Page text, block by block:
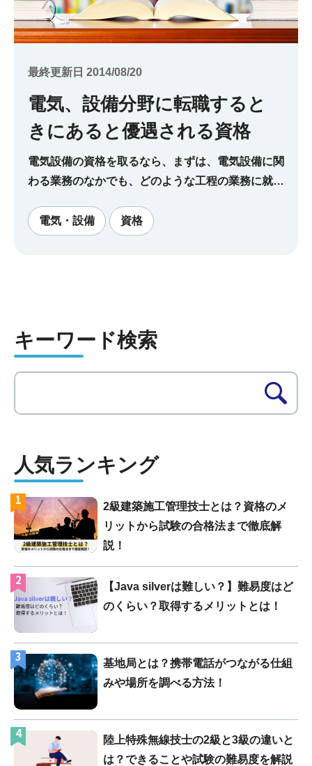
最終更新日 2014/08/20
電気、設備分野に転職すると
きにあると優遇される資格
電気設備の資格を取るなら、まずは、電気設備に関
わる業務のなかでも、どのような工程の業務に就き
なら電気工事施工管理技士、運用・保守に関わるな
ら電気主任技術者、電気通信設備の工事をするなら
電気・設備 資格
キーワード検索
人気ランキング
1
2級建築施工管理技士とは？資格のメ
リットから試験の合格法まで徹底解
説！
2
【Java silverは難しい？】難易度はど
のくらい？取得するメリットとは！
3
基地局とは？携帯電話がつながる仕組
みや場所を調べる方法！
4
陸上特殊無線技士の2級と3級の違いと
は？できることや試験の難易度を解説